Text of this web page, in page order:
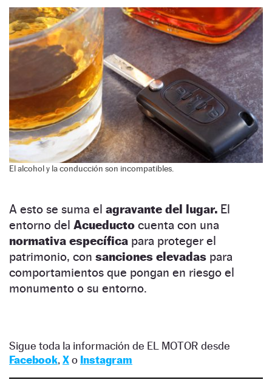
El alcohol y la conducción son incompatibles.
A esto se suma el agravante del lugar. El
entorno del Acueducto cuenta con una
normativa específica para proteger el
patrimonio, con sanciones elevadas para
comportamientos que pongan en riesgo el
monumento o su entorno.
Sigue toda la información de EL MOTOR desde
Facebook, Xo Instagram